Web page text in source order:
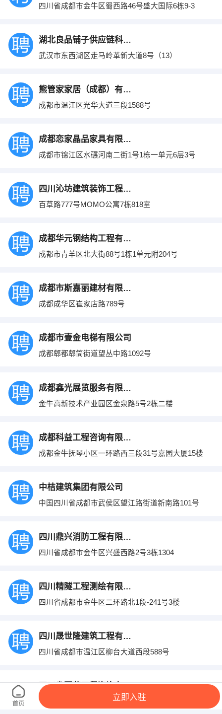
四川省成都市金牛区蜀西路46号盛大国际6栋9-3
湖北良品铺子供应链科技有限公司
武汉市东西湖区走马岭革新大道8号（13）
熊管家家居（成都）有限公司
成都市温江区光华大道三段1588号
成都恋家晶品家具有限公司
成都市锦江区水碾河南二街1号1栋一单元6层3号
四川沁坊建筑装饰工程有限公司
百草路777号MOMO公寓7栋818室
成都华元钢结构工程有限公司
成都市青羊区北大街88号1栋1单元附204号
成都市斯嘉丽建材有限责任公司
成都成华区崔家店路789号
成都市壹金电梯有限公司
成都郫都郫筒街道望丛中路1092号
成都鑫光展览服务有限公司
金牛高新技术产业园区金泉路5号2栋二楼
成都科益工程咨询有限公司
成都金牛抚琴小区一环路西三段31号嘉园大厦15楼
中桔建筑集团有限公司
中国四川省成都市武侯区望江路街道新南路101号
四川鼎兴消防工程有限公司
四川省成都市金牛区兴盛西路2号3栋1304
四川精隧工程测绘有限公司
四川省成都市金牛区二环路北1段-241号3楼
四川晟世隆建筑工程有限公司
四川省成都市温江区柳台大道西段588号
四川省国荣工程咨询有限公司
成都市金牛区一品天下大街999号金牛政务服务中心B
首页
立即入驻